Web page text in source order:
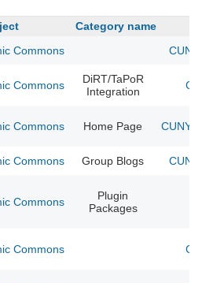
Category name
Commons
Commons
DiRT/TaPoR
Integration
Commons Home Page CUNY
Commons Group Blogs
Commons
Plugin
Packages
Commons